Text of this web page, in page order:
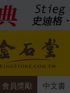
會員獎勵 中文書